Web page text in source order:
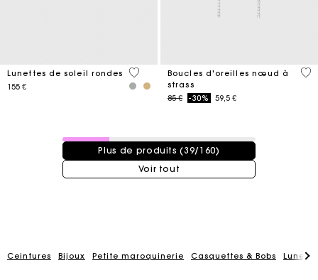
Lunettes de soleil rondes
155 €
4 out of 5 Customer Rating
Boucles d'oreilles nœud à
strass
Price reduced from
85 €to-30% 59,5 €
5
39 / 160 produits
Plus de produits (39/160)
Voir tout
Ceintures Bijoux Petite maroquinerie Casquettes & Bobs